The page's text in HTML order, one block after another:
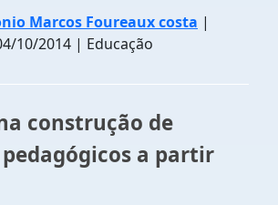
Marcos Foureaux costa |
10/2014 | Educação
construção de
a partir